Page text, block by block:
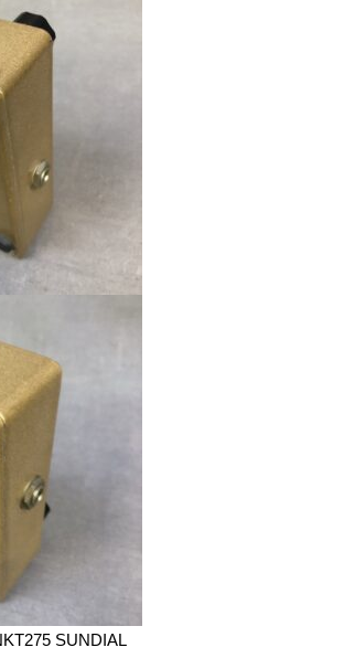
SUNDIAL